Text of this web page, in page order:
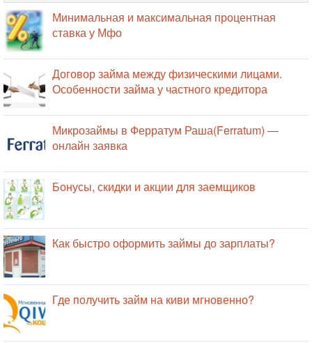
Минимальная и максимальная процентная
ставка у Мфо
Договор займа между физическими лицами.
Особенности займа у частного кредитора
Микрозаймы в Ферратум Раша(Ferratum) —
онлайн заявка
Бонусы, скидки и акции для заемщиков
Как быстро оформить займы до зарплаты?
Где получить займ на киви мгновенно?